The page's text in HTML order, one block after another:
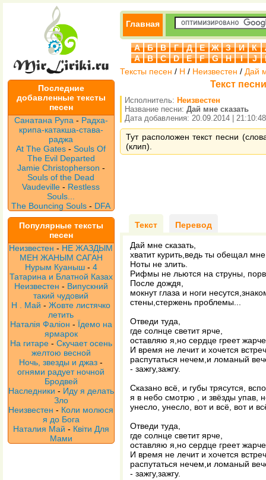
Последние
добавленные тексты
песен
Санатана Рупа - Радха-
крипа-катакша-става-
раджа
At The Gates -Souls Of
The Evil Departed
Jamie Christopherson -
Souls of the Dead
Vaudeville- Restless
Souls...
The Bouncing Souls - DFA
Популярные тексты
песен
Неизвестен - НЕ ЖАЗДЫМ
МЕН ЖАНЫМ САГАН
Нурым Куаныш - 4
Татарина и Блатной Казах
Неизвестен - Випускний
такий чудовий
Н . Май -Жовте листячко
летить
Наталія Фаліон - Їдемо на
ярмарок
На гитаре - Скучает осень
желтою весной
Ночь, звезды и джаз -
огнями радует ночной
Бродвей
Наследники - Иду я делать
Зло
Неизвестен - Коли молюся
я до Бога
Наталия Май - Квіти Для
Мами
Главная
А Б В Г Д Е Ж З И К
A
B C D E F G H I J
Тексты песен / Н / Неизвестен / Дай
Текст
Исполнитель: Неизвестен
Название песни: Дай мне сказать
Дата добавления: 20.09.2014 | 21:10:48
Тут расположен текст песни
(клип).
Текст Перевод
Дай мне сказать,
хватит курить,ведь ты обещал
Ноты не злить.
Рифмы не льются на струны,
После дождя,
мокнут глаза и ноги
стены,стержень проблемы...
Отведи туда,
где солнце светит ярче,
оставляю я,но сердце греет
И время не лечит и хочется
распутаться нечем,и ломаный
- зажгу,зажгу.
Сказано всё, и губы трясутся,
я в небо смотрю , и звёзды упав,
унесло, унесло, вот и всё, вот и
Отведи туда,
где солнце светит ярче,
оставляю я,но сердце греет
И время не лечит и хочется
распутаться нечем,и ломаный
- зажгу,зажгу.